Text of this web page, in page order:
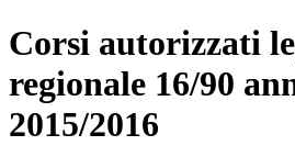
Corsi autorizzati
regionale 16/90
2015/2016